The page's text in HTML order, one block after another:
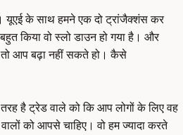
यूएई के साथ हमने एक दो ट्रांजैक्शंस कर
किया वो स्लो डाउन हो गया है। और
तो आप बढ़ा नहीं सकते हो। कैसे
है ट्रेड वाले को कि आप लोगों के लिए वह
को आपसे चाहिए। वो हम ज्यादा करते